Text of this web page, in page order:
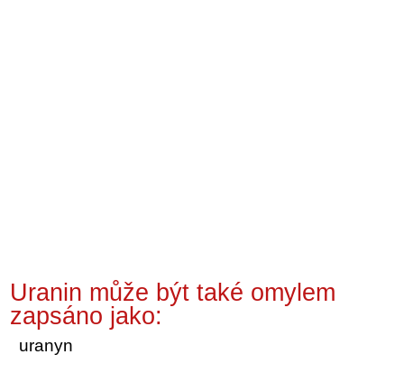
Uranin může být také omylem
zapsáno jako:
uranyn